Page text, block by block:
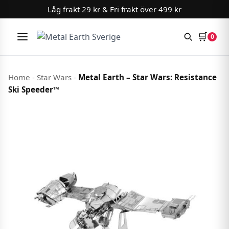
Hoppa till innehåll
Låg frakt 29 kr & Fri frakt över 499 kr
Meny 🛒 0
Home - Star Wars - Metal Earth – Star Wars: Resistance
Ski Speeder™